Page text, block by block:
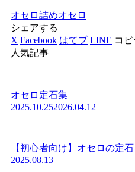
オセロ詰めオセロ
シェアする
X Facebook はてブ LINE コピ
人気記事
オセロ定石集
2025.10.252026.04.12
【初心者向け】オセロの定
2025.08.13